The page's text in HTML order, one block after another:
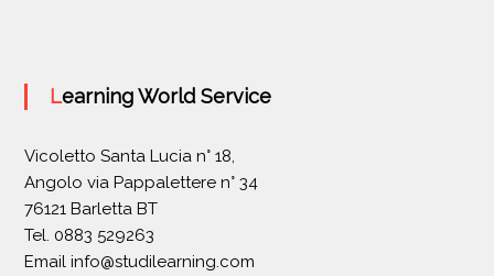
Learning World Service
Vicoletto Santa Lucia n° 18,
Angolo via Pappalettere n° 34
76121 Barletta BT
Tel. 0883 529263
Email info@studilearning.com